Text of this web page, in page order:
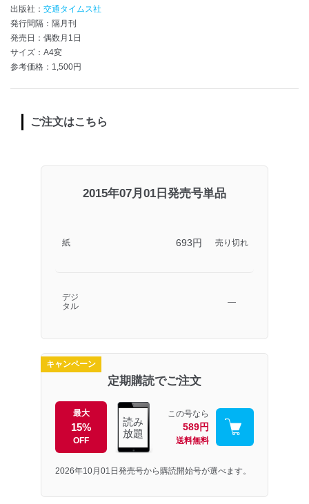
出版社： 交通タイムス社
発行間隔：隔月刊
発売日：偶数月1日
サイズ：A4変
参考価格：1,500円
ご注文はこちら
2015年07月01日発売号単品
紙 693円 売り切れ
デジ
タル
―
キャンペーン
定期購読でご注文
最大
15%
OFF
読み
放題
この号なら
589円
送料無料
2026年10月01日発売号から購読開始号が選べます。